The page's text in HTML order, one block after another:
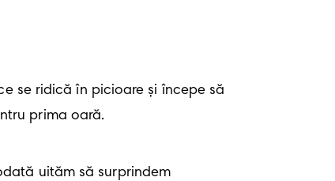
se ridică în picioare și începe să
prima oară.
uităm să surprindem